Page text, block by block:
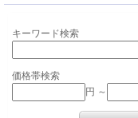
キーワード検索
価格帯検索
円 ～